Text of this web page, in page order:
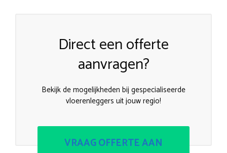
Direct een offerte
aanvragen?
Bekijk de mogelijkheden bij gespecialiseerde
vloerenleggers uit jouw regio!
VRAAG OFFERTE AAN